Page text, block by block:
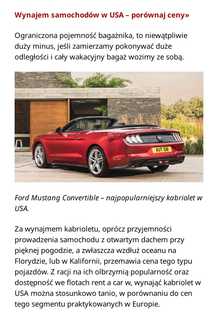
Wynajem samochodów w USA – porównaj ceny»
Ograniczona pojemność bagażnika, to niewątpliwie
duży minus, jeśli zamierzamy pokonywać duże
odległości i cały wakacyjny bagaż wozimy ze sobą.
Ford Mustang Convertible – najpopularniejszy kabriolet w
USA.
Za wynajmem kabrioletu, oprócz przyjemności
prowadzenia samochodu z otwartym dachem przy
pięknej pogodzie, a zwłaszcza wzdłuż oceanu na
Florydzie, lub w Kalifornii, przemawia cena tego typu
pojazdów. Z racji na ich olbrzymią popularność oraz
dostępność we flotach rent a car w, wynająć kabriolet w
USA można stosunkowo tanio, w porównaniu do cen
tego segmentu praktykowanych w Europie.